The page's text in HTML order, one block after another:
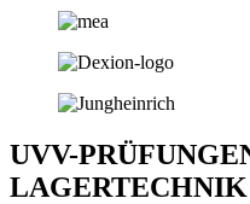
UVV-
LAGERTECHNIK